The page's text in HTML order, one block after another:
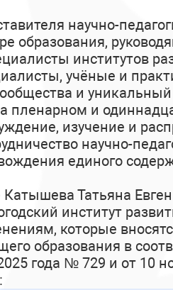
научно-
институтов
учёные и
и
пленарном и
изучение и
научно-
единого
Татьяна
институт
которые
образования в
года № 729 и от 10